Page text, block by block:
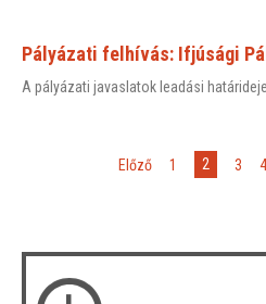
Pályázati felhívás: Ifjúsági
A pályázati javaslatok leadási
Előző 1 2 3 4